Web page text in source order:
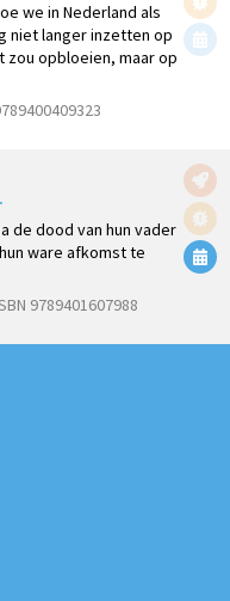
we in Nederland als
niet langer inzetten op
opbloeien, maar op
de dood van hun vader
ware afkomst te
9789401607988